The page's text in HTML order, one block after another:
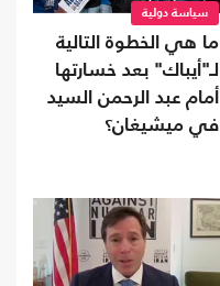
سياسة دولية
ما هي الخطوة التالية
لـ"أيباك" بعد خسارتها
أمام عبد الرحمن السيد
في ميشيغان؟